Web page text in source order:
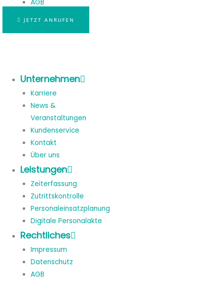
AGB
JETZT ANRUFEN
Unternehmen
Karriere
News &
Veranstaltungen
Kundenservice
Kontakt
Über uns
Leistungen
Zeiterfassung
Zutrittskontrolle
Personaleinsatzplanung
Digitale Personalakte
Rechtliches
Impressum
Datenschutz
AGB